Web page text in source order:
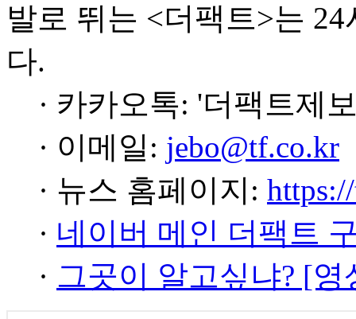
발로 뛰는 <더팩트>는
다.
· 카카오톡: '더팩트제
· 이메일: jebo@tf.co.kr
· 뉴스 홈페이지:
· 네이버 메인 더팩트
· 그곳이 알고싶냐? [